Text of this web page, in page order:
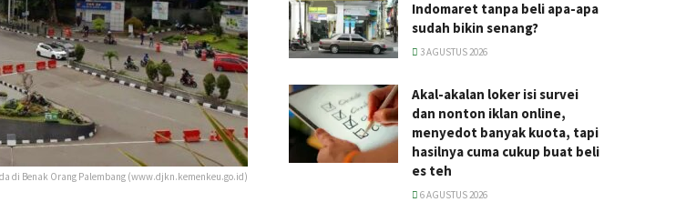
di Benak Orang Palembang (www.djkn.kemenkeu.go.id)
Indomaret tanpa beli apa-apa
sudah bikin senang?
3 AGUSTUS 2026
Akal-akalan loker isi survei
dan nonton iklan online,
menyedot banyak kuota, tapi
hasilnya cuma cukup buat beli
es teh
6 AGUSTUS 2026